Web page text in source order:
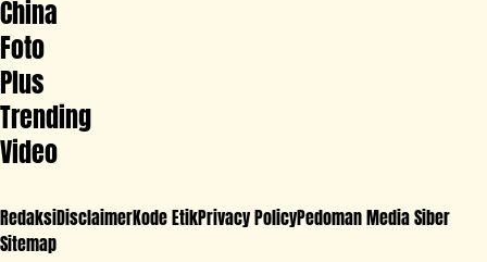
China
Foto
Plus
Trending
Video
RedaksiDisclaimerKode EtikPrivacy PolicyPedoman Media Siber
Sitemap